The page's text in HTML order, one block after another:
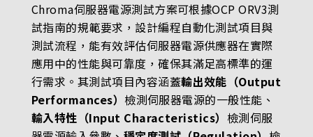
Chroma伺服器電源測試方案可根據OCP ORV3測
試指南的規範要求，設計編程自動化測試項目與
測試流程，能有效評估伺服器電源供應器在實際
應用中的性能與可靠度，確保其滿足高標準的運
行需求。其測試項目內容涵蓋輸出效能（Output
Performances） 檢測伺服器電源的一般性能、
輸入特性（Input Characteristics） 檢測伺服